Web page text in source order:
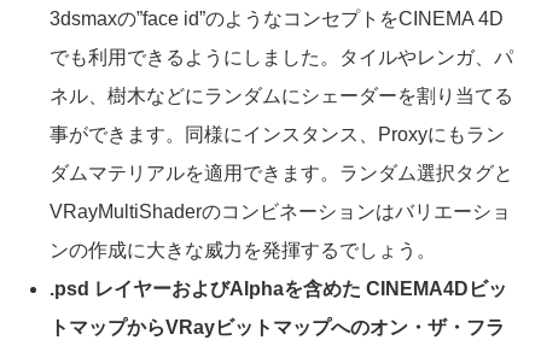
3dsmaxの”face id”のようなコンセプトをCINEMA 4D
でも利用できるようにしました。タイルやレンガ、パ
ネル、樹木などにランダムにシェーダーを割り当てる
事ができます。同様にインスタンス、Proxyにもラン
ダムマテリアルを適用できます。ランダム選択タグと
VRayMultiShaderのコンビネーションはバリエーショ
ンの作成に大きな威力を発揮するでしょう。
.psd レイヤーおよびAlphaを含めた CINEMA4Dビッ
トマップからVRayビットマップへのオン・ザ・フラ